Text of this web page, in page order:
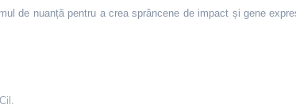
de nuanță pentru a crea sprâncene de impact și gene